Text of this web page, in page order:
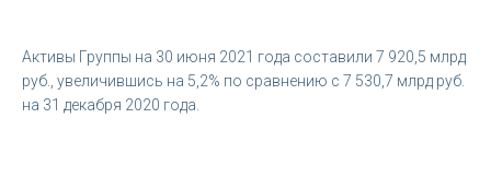
Активы Группы на 30 июня 2021 года составили 7 920,5 млрд
руб., увеличившись на 5,2% по сравнению с 7 530,7 млрд руб.
на 31 декабря 2020 года.